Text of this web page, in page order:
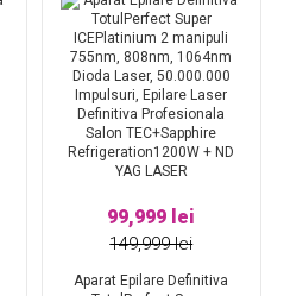
99,999 lei
149,999 lei
Aparat Epilare Definitiva